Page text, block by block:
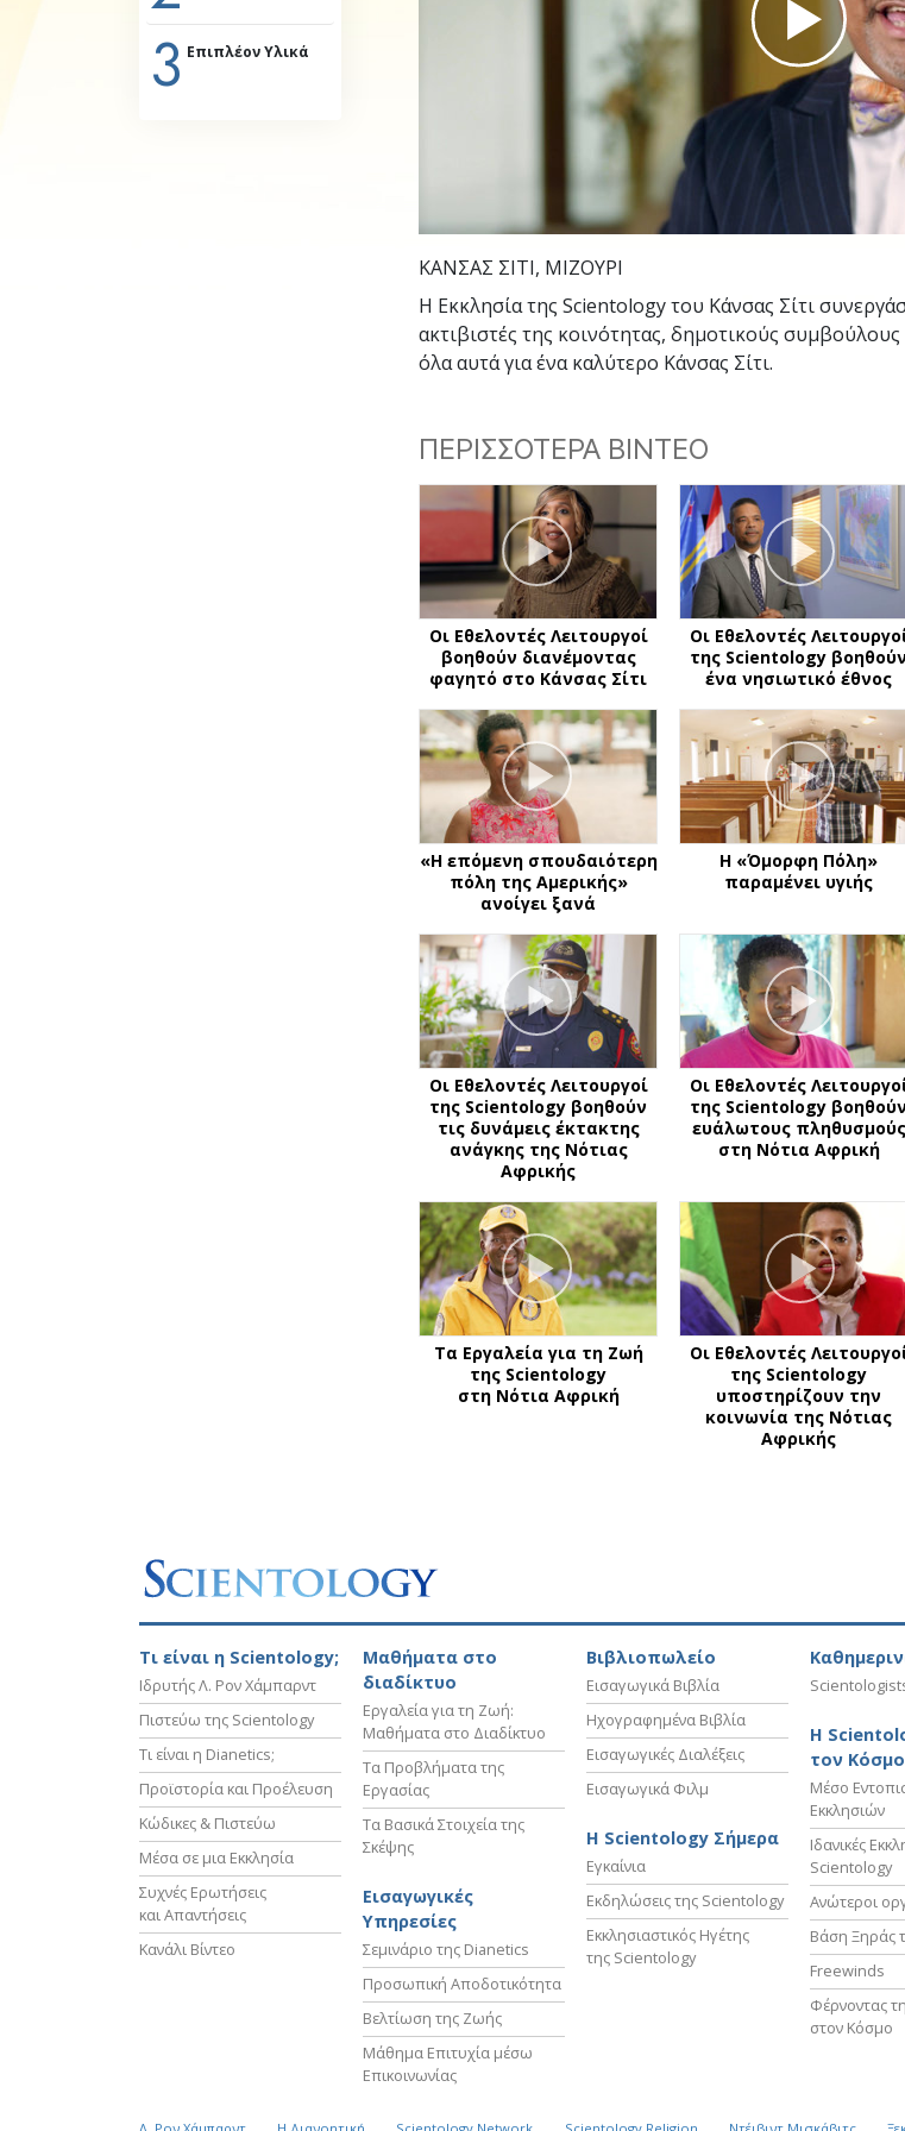
Play
ΚΑΝΣΑΣ ΣΙΤΙ, ΜΙΖΟΥΡΙ
Η Εκκλησία της Scientology του Κάνσας Σίτι
ακτιβιστές της κοινότητας, δημοτικούς
όλα αυτά για ένα καλύτερο Κάνσας Σίτι.
ΠΕΡΙΣΣΟΤΕΡΑ ΒΙΝΤΕΟ
Οι Εθελοντές Λειτουργοί
βοηθούν διανέμοντας
φαγητό στο Κάνσας Σίτι
Οι Εθελοντές
της Scientology
ένα νησιωτικό έθνος
«Η επόμενη σπουδαιότερη
πόλη της Αμερικής»
ανοίγει ξανά
Η «Όμορφη Πόλη»
παραμένει υγιής
Οι Εθελοντές Λειτουργοί
της Scientology βοηθούν
τις δυνάμεις έκτακτης
ανάγκης της Νότιας
Αφρικής
Οι Εθελοντές
της Scientology
ευάλωτους πληθυσμούς
στη Νότια Αφρική
Τα Εργαλεία για τη Ζωή
της Scientology
στη Νότια Αφρική
Οι Εθελοντές
της Scientology
υποστηρίζουν την
κοινωνία της Νότιας
Αφρικής
3 Επιπλέον Υλικά
Τι είναι η Scientology;
Ιδρυτής Λ. Ρον Χάμπαρντ
Πιστεύω της Scientology
Τι είναι η Dianetics;
Προϊστορία και Προέλευση
Κώδικες & Πιστεύω
Μέσα σε μια Εκκλησία
Συχνές Ερωτήσεις
και Απαντήσεις
Κανάλι Βίντεο
Μαθήματα στο
διαδίκτυο
Εργαλεία για τη Ζωή:
Μαθήματα στο Διαδίκτυο
Τα Προβλήματα της
Εργασίας
Τα Βασικά Στοιχεία της
Σκέψης
Εισαγωγικές
Υπηρεσίες
Σεμινάριο της Dianetics
Προσωπική Αποδοτικότητα
Βελτίωση της Ζωής
Μάθημα Επιτυχία μέσω
Επικοινωνίας
Βιβλιοπωλείο
Εισαγωγικά Βιβλία
Ηχογραφημένα Βιβλία
Εισαγωγικές Διαλέξεις
Εισαγωγικά Φιλμ
Η Scientology Σήμερα
Εγκαίνια
Εκδηλώσεις της Scientology
Εκκλησιαστικός Ηγέτης
της Scientology
Η
τον Κόσμο
Μέσο
Εκκλησιών
Ιδανικές
Scientology
Ανώτεροι
Βάση Ξηράς
Freewinds
Φέρνοντας
στον Κόσμο